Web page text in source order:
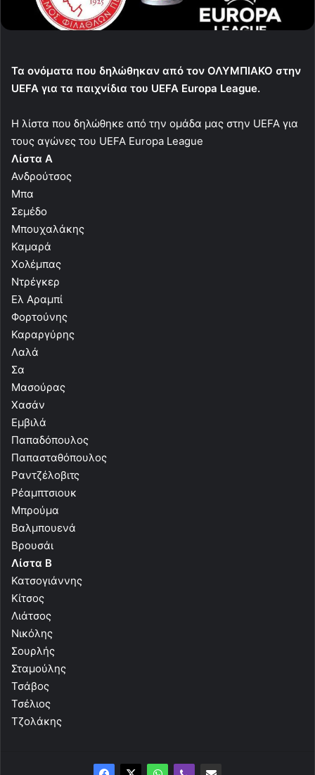
Τα ονόματα που δηλώθηκαν από τον ΟΛΥΜΠΙΑΚΟ στην
UEFA για τα παιχνίδια του UEFA Europa League.
Η λίστα που δηλώθηκε από την ομάδα μας στην UEFA για
τους αγώνες του UEFA Europa League
Λίστα Α
Ανδρούτσος
Μπα
Σεμέδο
Μπουχαλάκης
Καμαρά
Χολέμπας
Ντρέγκερ
Ελ Αραμπί
Φορτούνης
Καραργύρης
Λαλά
Σα
Μασούρας
Χασάν
Εμβιλά
Παπαδόπουλος
Παπασταθόπουλος
Ραντζέλοβιτς
Ρέαμπτσιουκ
Μπρούμα
Βαλμπουενά
Βρουσάι
Λίστα Β
Κατσογιάννης
Κίτσος
Λιάτσος
Νικόλης
Σουρλής
Σταμούλης
Τσάβος
Τσέλιος
Τζολάκης